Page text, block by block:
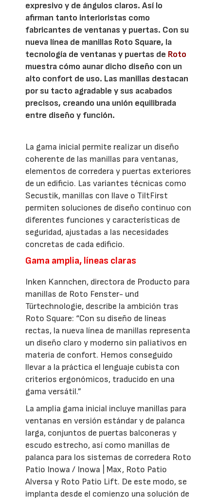
expresivo y de ángulos claros. Así lo
afirman tanto interioristas como
fabricantes de ventanas y puertas. Con su
nueva línea de manillas Roto Square, la
tecnología de ventanas y puertas de Roto
muestra cómo aunar dicho diseño con un
alto confort de uso. Las manillas destacan
por su tacto agradable y sus acabados
precisos, creando una unión equilibrada
entre diseño y función.
La gama inicial permite realizar un diseño
coherente de las manillas para ventanas,
elementos de corredera y puertas exteriores
de un edificio. Las variantes técnicas como
Secustik, manillas con llave o TiltFirst
permiten soluciones de diseño continuo con
diferentes funciones y características de
seguridad, ajustadas a las necesidades
concretas de cada edificio.
Gama amplia, líneas claras
Inken Kannchen, directora de Producto para
manillas de Roto Fenster- und
Türtechnologie, describe la ambición tras
Roto Square: “Con su diseño de líneas
rectas, la nueva línea de manillas representa
un diseño claro y moderno sin paliativos en
materia de confort. Hemos conseguido
llevar a la práctica el lenguaje cubista con
criterios ergonómicos, traducido en una
gama versátil.”
La amplia gama inicial incluye manillas para
ventanas en versión estándar y de palanca
larga, conjuntos de puertas balconeras y
escudo estrecho, así como manillas de
palanca para los sistemas de corredera Roto
Patio Inowa / Inowa | Max, Roto Patio
Alversa y Roto Patio Lift. De este modo, se
implanta desde el comienzo una solución de